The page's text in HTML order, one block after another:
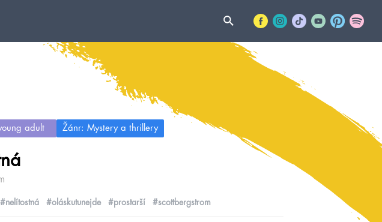
adult Žánr: Mystery a thrillery
#nelítostná #oláskutunejde #prostarší #scottbergstrom